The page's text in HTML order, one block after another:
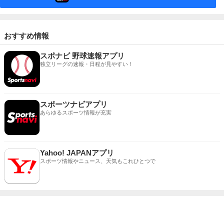
おすすめ情報
スポナビ 野球速報アプリ
独立リーグの速報・日程が見やすい！
スポーツナビアプリ
あらゆるスポーツ情報が充実
Yahoo! JAPANアプリ
スポーツ情報やニュース、天気もこれひとつで